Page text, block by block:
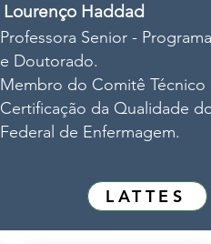
Lourenço Haddad
Professora Senior -
e Doutorado.
Membro do Comitê Técnico
Certificação da Qualidade
Federal de Enfermagem.
LATTES